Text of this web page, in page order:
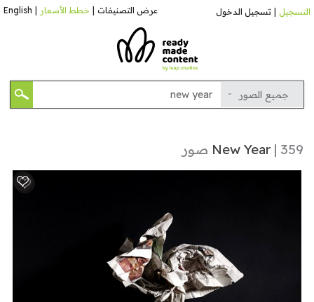
عرض التصنيفات خطط الأسعار English التسجيل تسجيل الدخول
جميع الصور
New Year | 359 صور